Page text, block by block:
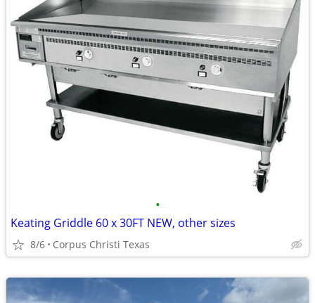
•
Keating Griddle 60 x 30FT NEW, other sizes
8/6 Corpus Christi Texas